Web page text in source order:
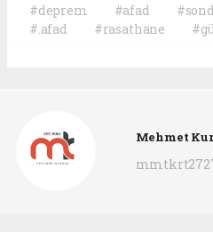
#deprem #afad
#.afad
#rasathane
Mehmet